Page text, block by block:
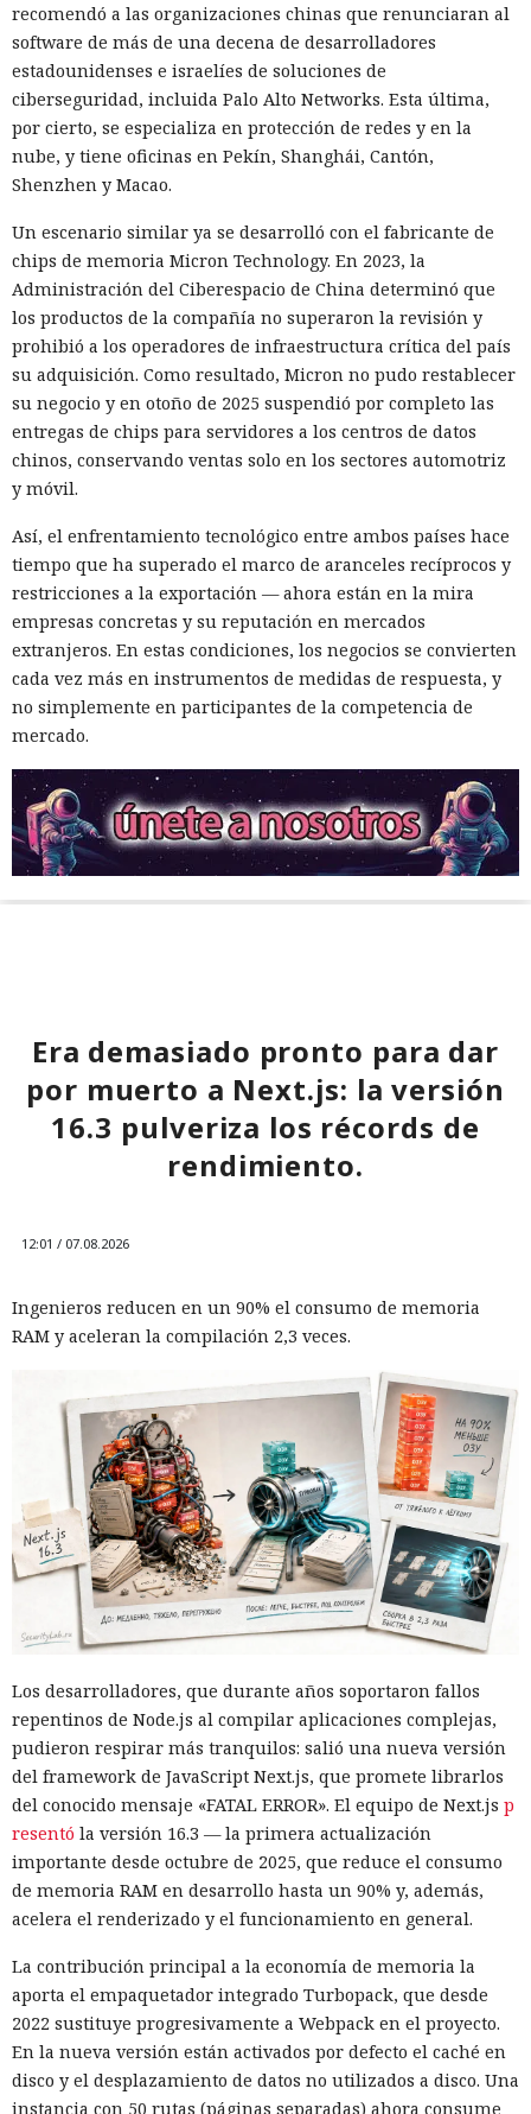
recomendó a las organizaciones chinas que renunciaran al
software de más de una decena de desarrolladores
estadounidenses e israelíes de soluciones de
ciberseguridad, incluida Palo Alto Networks. Esta última,
por cierto, se especializa en protección de redes y en la
nube, y tiene oficinas en Pekín, Shanghái, Cantón,
Shenzhen y Macao.
Un escenario similar ya se desarrolló con el fabricante de
chips de memoria Micron Technology. En 2023, la
Administración del Ciberespacio de China determinó que
los productos de la compañía no superaron la revisión y
prohibió a los operadores de infraestructura crítica del país
su adquisición. Como resultado, Micron no pudo restablecer
su negocio y en otoño de 2025 suspendió por completo las
entregas de chips para servidores a los centros de datos
chinos, conservando ventas solo en los sectores automotriz
y móvil.
Así, el enfrentamiento tecnológico entre ambos países hace
tiempo que ha superado el marco de aranceles recíprocos y
restricciones a la exportación — ahora están en la mira
empresas concretas y su reputación en mercados
extranjeros. En estas condiciones, los negocios se convierten
cada vez más en instrumentos de medidas de respuesta, y
no simplemente en participantes de la competencia de
mercado.
Era demasiado pronto para dar
por muerto a Next.js: la versión
16.3 pulveriza los récords de
rendimiento.
12:01 / 07.08.2026
Ingenieros reducen en un 90% el consumo de memoria
RAM y aceleran la compilación 2,3 veces.
Los desarrolladores, que durante años soportaron fallos
repentinos de Node.js al compilar aplicaciones complejas,
pudieron respirar más tranquilos: salió una nueva versión
del framework de JavaScript Next.js, que promete librarlos
del conocido mensaje «FATAL ERROR». El equipo de Next.js p
resentó la versión 16.3 — la primera actualización
importante desde octubre de 2025, que reduce el consumo
de memoria RAM en desarrollo hasta un 90% y, además,
acelera el renderizado y el funcionamiento en general.
La contribución principal a la economía de memoria la
aporta el empaquetador integrado Turbopack, que desde
2022 sustituye progresivamente a Webpack en el proyecto.
En la nueva versión están activados por defecto el caché en
disco y el desplazamiento de datos no utilizados a disco. Una
instancia con 50 rutas (páginas separadas) ahora consume